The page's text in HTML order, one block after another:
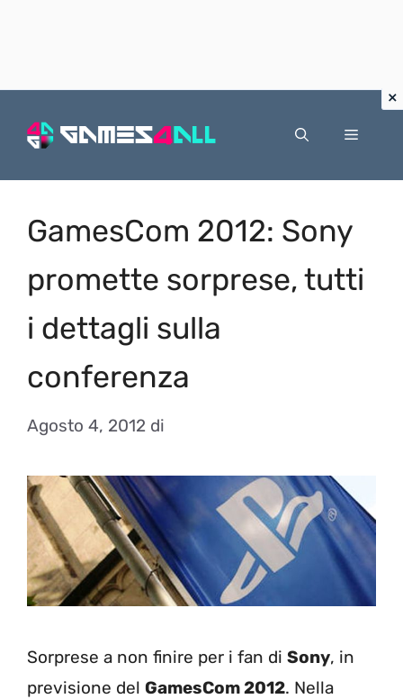
Menu
GamesCom 2012: Sony
promette sorprese, tutti
i dettagli sulla
conferenza
Agosto 4, 2012 di
Sorprese a non finire per i fan di Sony, in
previsione del GamesCom 2012. Nella